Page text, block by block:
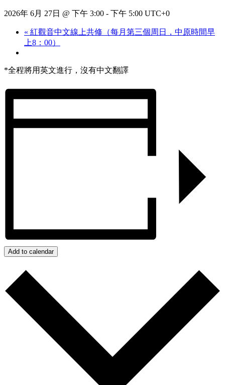
2026年 6月 27日 @ 下午 3:00 - 下午 5:00 UTC+0
« 紅觀音中文線上共修（每月第三個周日，中原時間早
上8：00）
*全程將用英文進行，沒有中文翻譯
Add to calendar